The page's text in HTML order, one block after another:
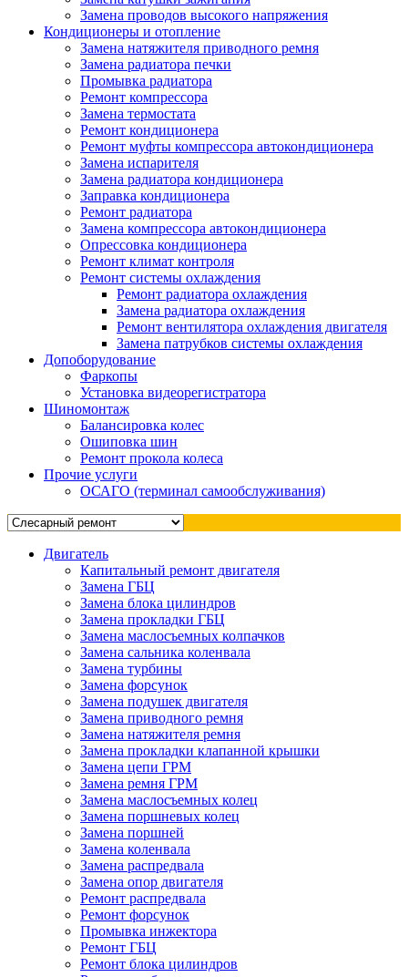
Замена проводов высокого напряжения
Кондиционеры и отопление
Замена натяжителя приводного ремня
Замена радиатора печки
Промывка радиатора
Ремонт компрессора
Замена термостата
Ремонт кондиционера
Ремонт муфты компрессора автокондиционера
Замена испарителя
Замена радиатора кондиционера
Заправка кондиционера
Ремонт радиатора
Замена компрессора автокондиционера
Опрессовка кондиционера
Ремонт климат контроля
Ремонт системы охлаждения
Ремонт радиатора охлаждения
Замена радиатора охлаждения
Ремонт вентилятора охлаждения двигателя
Замена патрубков системы охлаждения
Допоборудование
Фаркопы
Установка видеорегистратора
Шиномонтаж
Балансировка колес
Ошиповка шин
Ремонт прокола колеса
Прочие услуги
ОСАГО (терминал самообслуживания)
Двигатель
Капитальный ремонт двигателя
Замена ГБЦ
Замена блока цилиндров
Замена прокладки ГБЦ
Замена маслосъемных колпачков
Замена сальника коленвала
Замена турбины
Замена форсунок
Замена подушек двигателя
Замена приводного ремня
Замена натяжителя ремня
Замена прокладки клапанной крышки
Замена цепи ГРМ
Замена ремня ГРМ
Замена маслосъемных колец
Замена поршневых колец
Замена поршней
Замена коленвала
Замена распредвала
Замена опор двигателя
Ремонт распредвала
Ремонт форсунок
Промывка инжектора
Ремонт ГБЦ
Ремонт блока цилиндров